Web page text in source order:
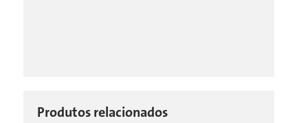
Produtos relacionados